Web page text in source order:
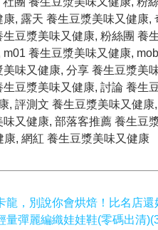
, 露天 養生豆漿美味又健康
豆漿美味又健康, 粉絲團 養
養生豆漿美味又健康,
味又健康, 分享 養生豆漿美
豆漿美味又健康, 討論 養生
, 評測文 養生豆漿美味又健
又健康, 部落客推薦 養生
, 網紅 養生豆漿美味又健康
龍，別說你會烘焙！比名店
量彈麗編織娃娃鞋(零碼出清